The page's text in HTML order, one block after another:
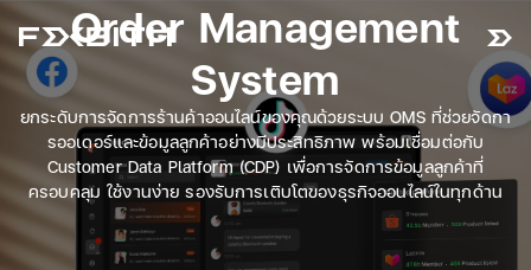
Order Management
System
ยกระดับการจัดการร้านค้าออนไลน์ของคุณด้วยระบบ OMS ที่ช่วยจัดกา
รออเดอร์และข้อมูลลูกค้าอย่างมีประสิทธิภาพ พร้อมเชื่อมต่อกับ
Customer Data Platform (CDP) เพื่อการจัดการข้อมูลลูกค้าที่
ครอบคลุม ใช้งานง่าย รองรับการเติบโตของธุรกิจออนไลน์ในทุกด้าน